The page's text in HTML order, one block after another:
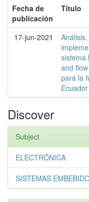
Fecha de
publicación
Título
17-jun-2021
sistema
and
para la
Ecuador
Discover
Subject
ELECTRÓNICA
SISTEMAS